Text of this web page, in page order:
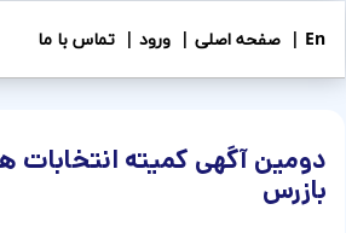
En | صفحه اصلی | ورود | تماس با ما
دومین آگهی کمیته انتخابات
بازرس